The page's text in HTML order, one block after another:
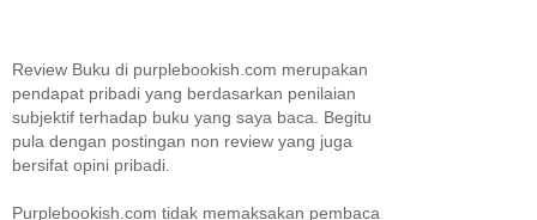
Review Buku di purplebookish.com merupakan
pendapat pribadi yang berdasarkan penilaian
subjektif terhadap buku yang saya baca. Begitu
pula dengan postingan non review yang juga
bersifat opini pribadi.
Purplebookish.com tidak memaksakan pembaca